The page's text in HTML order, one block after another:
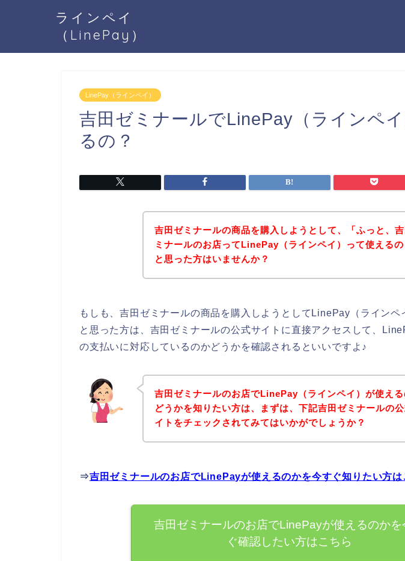
ラインペイ
（LinePay）
LinePay（ラインペイ）
吉田ゼミナールでLinePay（ラインペイ
るの？
吉田ゼミナールの商品を購入しようとして、「ふっと、
ミナールのお店ってLinePay（ラインペイ）って使えるの
と思った方はいませんか？
もしも、吉田ゼミナールの商品を購入しようとしてLinePay（ラインペ
と思った方は、吉田ゼミナールの公式サイトに直接アクセスして、
の支払いに対応しているのかどうかを確認されるといいですよ♪
吉田ゼミナールのお店でLinePay（ラインペイ）が使え
どうかを知りたい方は、まずは、下記吉田ゼミナールの
イトをチェックされてみてはいかがでしょうか？
⇒吉田ゼミナールのお店でLinePayが使えるのかを今すぐ知りたい方は
吉田ゼミナールのお店でLinePayが使えるのかを
ぐ確認したい方はこちら